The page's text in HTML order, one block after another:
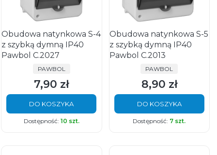
Obudowa natynkowa S-4
z szybką dymną IP40
Pawbol C.2027
PRODUCENT
PAWBOL
Cena
7,90 zł
DO KOSZYKA
Dostępność: 10 szt.
Obudowa natynkowa S-5
z szybką dymną IP40
Pawbol C.2013
PRODUCENT
PAWBOL
Cena
8,90 zł
DO KOSZYKA
Dostępność: 7 szt.